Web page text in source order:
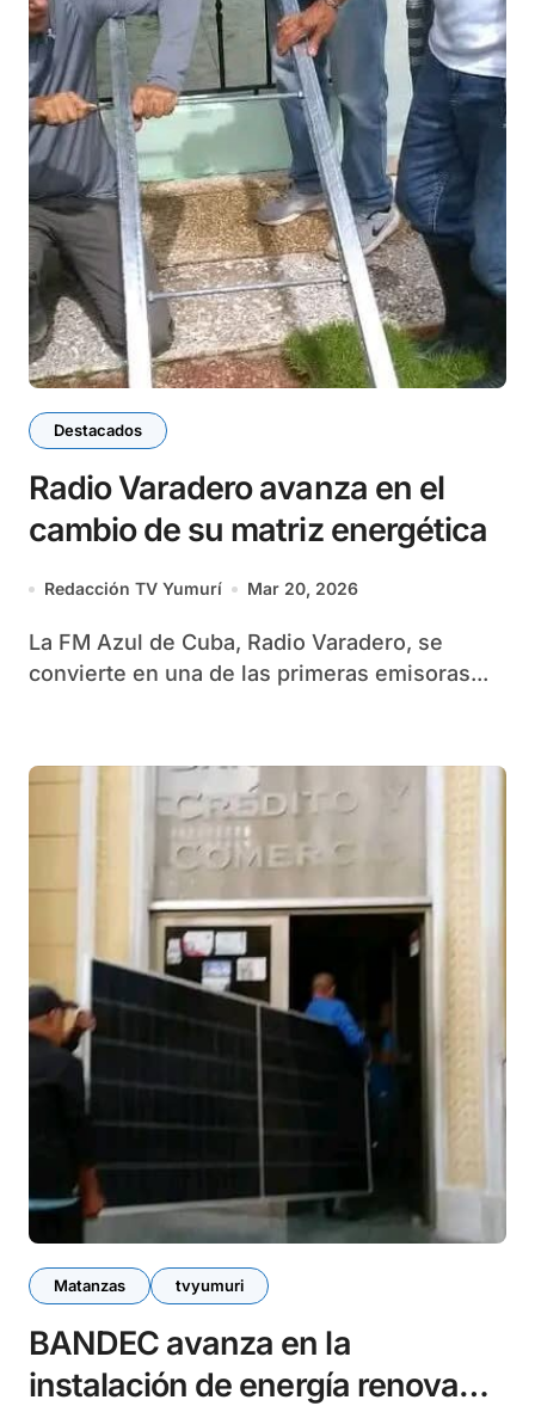
Destacados
Radio Varadero avanza en el
cambio de su matriz energética
Redacción TV Yumurí Mar 20, 2026
La FM Azul de Cuba, Radio Varadero, se
convierte en una de las primeras emisoras...
Matanzas tvyumuri
BANDEC avanza en la
instalación de energía renovable